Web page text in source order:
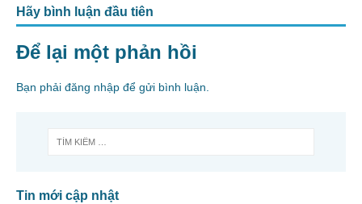
Hãy bình luận đầu tiên
Để lại một phản hồi
Bạn phải đăng nhập để gửi bình luận.
Tin mới cập nhật